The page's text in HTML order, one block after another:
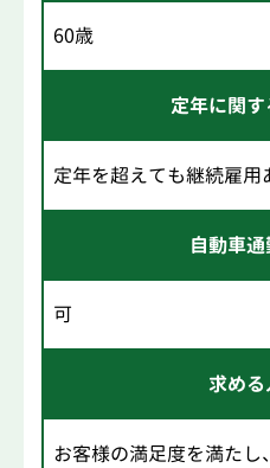
60歳
定年に関
定年を超えても継続雇用
自動車
可
求め
お客様の満足度を満た